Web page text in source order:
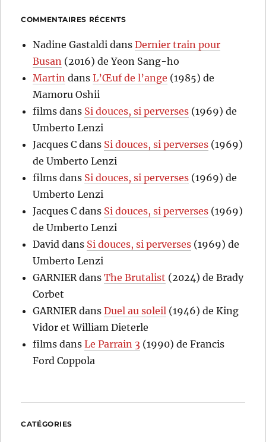
COMMENTAIRES RÉCENTS
Nadine Gastaldi dansDernier train pour
Busan (2016) de Yeon Sang-ho
Martin dansL’Œuf de l’ange (1985) de
Mamoru Oshii
films dans Si douces, si perverses (1969) de
Umberto Lenzi
Jacques C dans Si douces, si perverses (1969)
de Umberto Lenzi
films dans Si douces, si perverses (1969) de
Umberto Lenzi
Jacques C dans Si douces, si perverses (1969)
de Umberto Lenzi
David dans Si douces, si perverses (1969) de
Umberto Lenzi
GARNIER dansThe Brutalist (2024) de Brady
Corbet
GARNIER dansDuel au soleil (1946) de King
Vidor et William Dieterle
films dansLe Parrain 3 (1990) de Francis
Ford Coppola
CATÉGORIES